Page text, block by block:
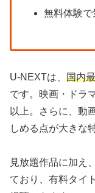
無料体験で
U-NEXTは、 国内
です。映画・ドラ
以上。さらに、動
しめる点が大きな
見放題作品に加え
ており、有料タイ